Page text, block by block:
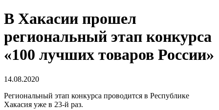
​В Хакасии прошел
региональный этап конкурса
«100 лучших товаров России»
14.08.2020
Региональный этап конкурса проводится в Республике
Хакасия уже в 23-й раз.